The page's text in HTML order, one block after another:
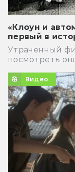
«Клоун и
первый в
Утраченный
посмотреть
Видео